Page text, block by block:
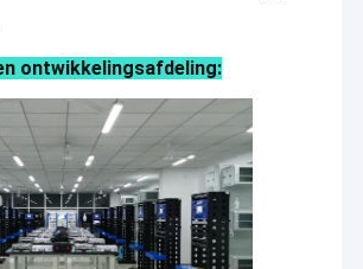
ontwikkelingsafdeling: